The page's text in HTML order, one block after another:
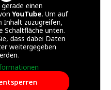
gerade einen
YouTube. Um auf
Inhalt zuzugreifen,
Schaltfläche unten.
dass dabei Daten
weitergegeben